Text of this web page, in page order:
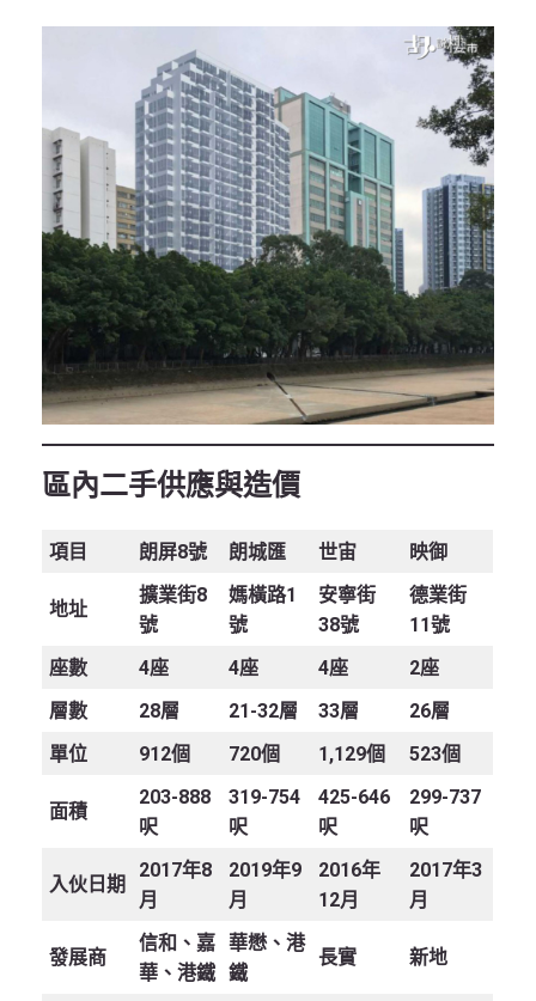
區內二手供應與造價
項目 朗屏8號 朗城匯 世宙 映御
地址
擴業街8
號
媽橫路1
號
安寧街
38號
德業街
11號
座數
4座 4座 4座
2座
層數
28層 21-32層 33層
26層
單位
912個 720個 1,129個 523個
面積
203-888
呎
319-754
呎
425-646
呎
299-737
呎
入伙日期
2017年8
月
2019年9
月
2016年
12月
2017年3
月
發展商
信和、嘉
華、港鐵
華懋、港
鐵
長實 新地